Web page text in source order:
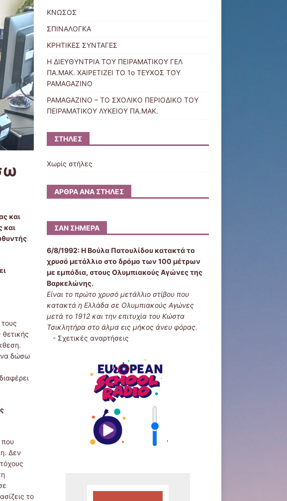
και
και
να δώσω
που
Δεν
το
ΚΝΩΣΟΣ
ΣΠΙΝΑΛΟΓΚΑ
ΚΡΗΤΙΚΕΣ ΣΥΝΤΑΓΕΣ
Η ΔΙΕΥΘΥΝΤΡΙΑ ΤΟΥ ΠΕΙΡΑΜΑΤΙΚΟΥ ΓΕΛ
ΠΑ.ΜΑΚ. ΧΑΙΡΕΤΙΖΕΙ ΤΟ 1ο ΤΕΥΧΟΣ ΤΟΥ
PAMAGAZINO
PAMAGAZINO – ΤΟ ΣΧΟΛΙΚΟ ΠΕΡΙΟΔΙΚΟ ΤΟΥ
ΠΕΙΡΑΜΑΤΙΚΟΥ ΛΥΚΕΙΟΥ ΠΑ.ΜΑΚ.
ΣΤΉΛΕΣ
Χωρίς στήλες
ΆΡΘΡΑ ΑΝΆ ΣΤΉΛΕΣ
ΣΑΝ ΣΉΜΕΡΑ
6/8/1992:Η Βούλα Πατουλίδου κατακτά το
χρυσό μετάλλιο στο δρόμο των 100 μέτρων
με εμπόδια, στους Ολυμπιακούς Αγώνες της
Βαρκελώνης.
Είναι το πρώτο χρυσό μετάλλιο στίβου που
κατακτά η Ελλάδα σε Ολυμπιακούς Αγώνες
μετά το 1912 και την επιτυχία του Κώστα
Τσικλητήρα στο άλμα εις μήκος άνευ φόρας.
- Σχετικές αναρτήσεις
'